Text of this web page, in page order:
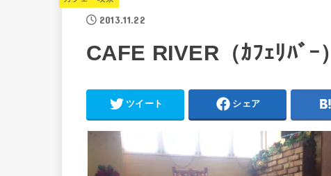
2013.11.22
CAFE RIVER（ｶﾌｪﾘﾊﾞｰ）
ツイート シェア